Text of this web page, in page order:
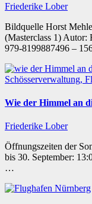
Friederike Lober
Bildquelle Horst
(Masterclass 1) Autor:
979-8199887496 –
Wie der Himmel an
Friederike Lober
Öffnungszeiten der
bis 30. September:
…